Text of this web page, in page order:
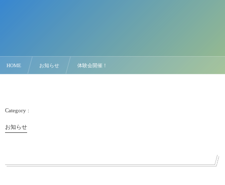
HOME お知らせ 体験会開催！
お知らせ